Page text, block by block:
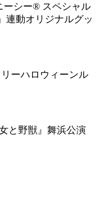
ーシー® スペシャル
連動オリジナルグッ
ーハロウィーンル
と野獣』舞浜公演